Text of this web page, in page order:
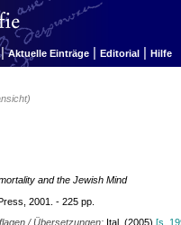
| Aktuelle Einträge | Editorial | Hilfe
and the Jewish Mind
2001. - 225 pp.
/ Übersetzungen: Ital. (2005)[s.